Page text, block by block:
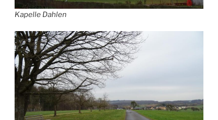
Kapelle Dahlen